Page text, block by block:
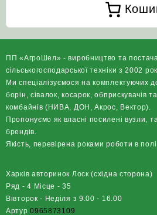
ПП «АгроШел» - виробництво та
сільськогосподарської техніки з 2002
Ми спеціалізуємося на комплектуючих
борін, сівалок, косарок, обприскувачів
комбайнів (НИВА, ДОН, Акрос, Вектор).
Пропонуємо як власні посилені вузли,
брендів.
Якість, перевірена роками роботи в
Харків авторинок Лоск (східна сторона)
Ряд - 4 Місце - 35
Вівторок - Неділя з 9.00 - 16.00
Артур0965873109